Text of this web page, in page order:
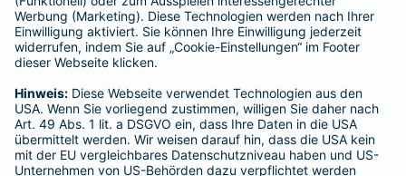
Haftpflichtversicherung
Hausratversicherung
Adresse ändern
Schaden melden
Kilometerstandsmeldung
Serviceübersicht